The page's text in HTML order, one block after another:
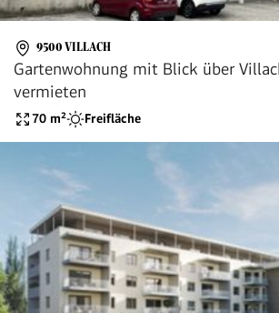
9500 VILLACH
Gartenwohnung mit Blick über
vermieten
70 m² Freifläche